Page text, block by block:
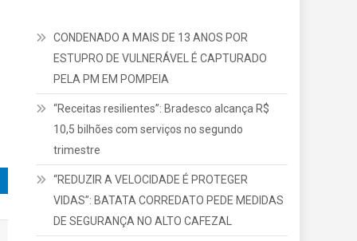
CONDENADO A MAIS DE 13 ANOS POR
ESTUPRO DE VULNERÁVEL É CAPTURADO
PELA PM EM POMPEIA
“Receitas resilientes”: Bradesco alcança R$
10,5 bilhões com serviços no segundo
trimestre
“REDUZIR A VELOCIDADE É PROTEGER
VIDAS”: BATATA CORREDATO PEDE MEDIDAS
DE SEGURANÇA NO ALTO CAFEZAL